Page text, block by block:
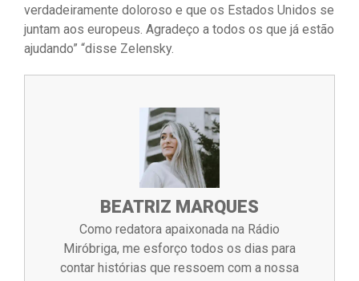
verdadeiramente doloroso e que os Estados Unidos se
juntam aos europeus. Agradeço a todos os que já estão
ajudando” “disse Zelensky.
BEATRIZ MARQUES
Como redatora apaixonada na Rádio
Miróbriga, me esforço todos os dias para
contar histórias que ressoem com a nossa